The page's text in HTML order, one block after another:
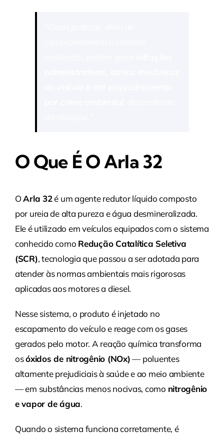
O Que É O Arla 32
OArla 32é um agente redutor líquido composto
por ureia de alta pureza e água desmineralizada.
Ele é utilizado em veículos equipados com o sistema
conhecido como Redução Catalítica Seletiva
(SCR), tecnologia que passou a ser adotada para
atender às normas ambientais mais rigorosas
aplicadas aos motores a diesel.
Nesse sistema, o produto é injetado no
escapamento do veículo e reage com os gases
gerados pelo motor. A reação química transforma
osóxidos de nitrogênio (NOx)— poluentes
altamente prejudiciais à saúde e ao meio ambiente
— em substâncias menos nocivas, como nitrogênio
e vapor de água.
Quando o sistema funciona corretamente, é